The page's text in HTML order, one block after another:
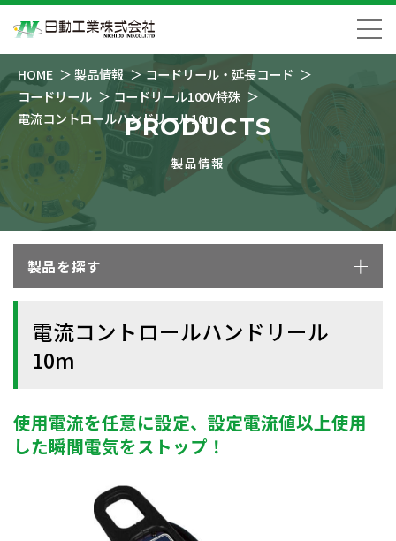
HOME 製品情報
コードリール・延長コード
コードリール
コードリール100V特殊
電流コントロールハンドリール10m
PRODUCTS
製品情報
製品を探す
電流コントロールハンドリール
10m
使用電流を任意に設定、設定電流値以上使用
した瞬間電気をストップ！